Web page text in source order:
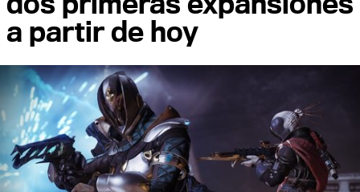
a partir de hoy